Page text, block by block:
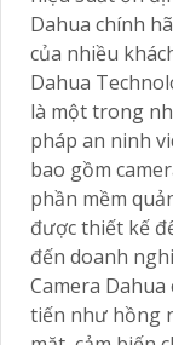
Dahua chính
của nhiều
Dahua
là một trong
pháp an ninh
bao gồm
phần mềm
được thiết kế
đến doanh
Camera
tiến như hồng